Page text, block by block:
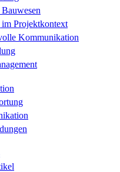
Projektkontext
Kommunikation